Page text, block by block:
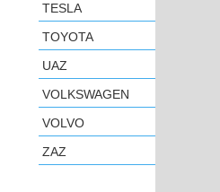
TESLA
TOYOTA
UAZ
VOLKSWAGEN
VOLVO
ZAZ